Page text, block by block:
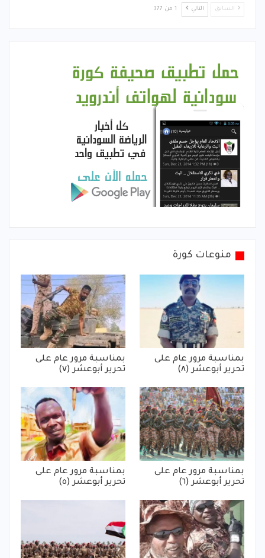
السابق التالي 1 من 377
منوعات كورة
بمناسبة مرور عام على
تحرير أبوعشر (٨)
بمناسبة مرور عام على
تحرير أبوعشر (٧)
بمناسبة مرور عام على
تحرير أبوعشر (٦)
بمناسبة مرور عام على
تحرير أبوعشر (٥)